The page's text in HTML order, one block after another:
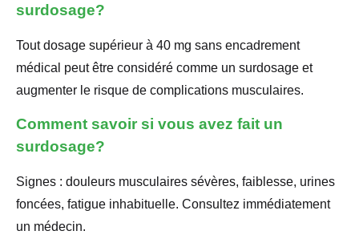
surdosage?
Tout dosage supérieur à 40 mg sans encadrement
médical peut être considéré comme un surdosage et
augmenter le risque de complications musculaires.
Comment savoir si vous avez fait un
surdosage?
Signes : douleurs musculaires sévères, faiblesse, urines
foncées, fatigue inhabituelle. Consultez immédiatement
un médecin.